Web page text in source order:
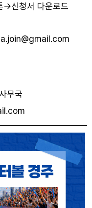
→신청서 다운로드
무국